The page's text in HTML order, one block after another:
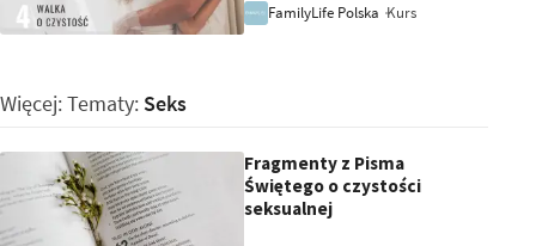
FamilyLife Polska Kurs
Więcej: Tematy: Seks
Fragmenty z Pisma
Świętego o czystości
seksualnej